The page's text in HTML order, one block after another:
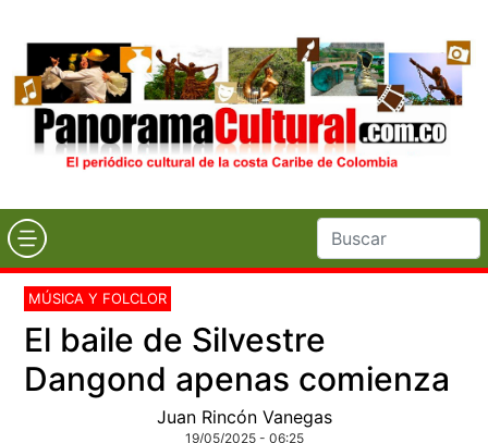
MÚSICA Y FOLCLOR
El baile de Silvestre
Dangond apenas comienza
Juan Rincón Vanegas
19/05/2025 - 06:25